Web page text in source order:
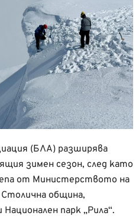
(БЛА) разширява
зимен сезон, след като
от Министерството на
община,
парк „Рила“.